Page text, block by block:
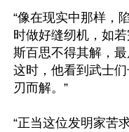
“像在现实中那样，
时做好缝纫机，如
斯百思不得其解，最
这时，他看到武士
刃而解。”
“正当这位发明家苦